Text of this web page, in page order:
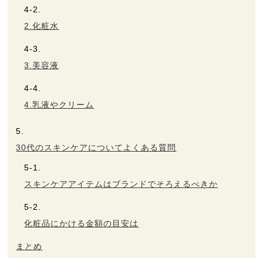
2.化粧水
3.美容液
4.乳液やクリーム
30代のスキンケアについてよくある質問
スキンケアアイテムはブランドでそろえるべきか
化粧品にかける金額の目安は
まとめ